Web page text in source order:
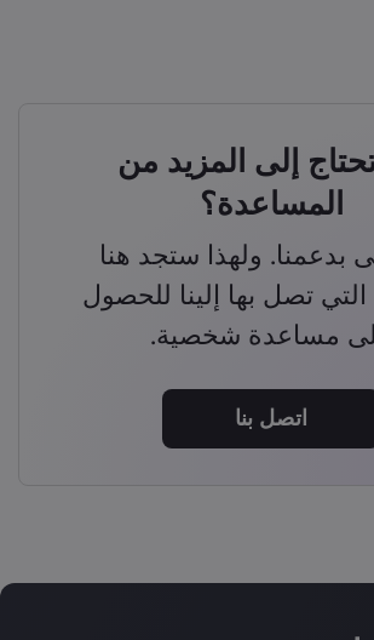
إلى المزيد من
المساعدة؟
ولهذا ستجد هنا
التي تصل بها إلينا للحصول
مساعدة شخصية.
اتصل بنا